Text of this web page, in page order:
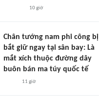
10 giờ
Chân tướng nam phi công bị
bắt giữ ngay tại sân bay: Là
mắt xích thuộc đường dây
buôn bán ma túy quốc tế
11 giờ